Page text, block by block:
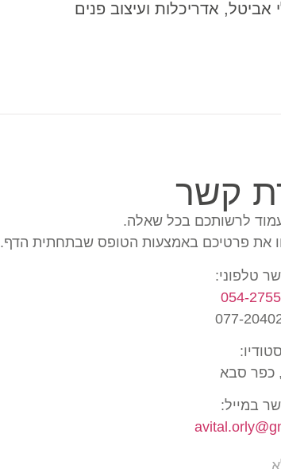
אביטל, אדריכלות ועיצוב פנים
קשר
לרשותכם בכל שאלה.
את פרטיכם באמצעות הטופס שבתחתית הדף.
טלפוני:
054-
במייל: